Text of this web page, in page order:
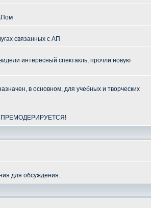
связанных с АП
интересный спектакль, прочли новую
в основном, для учебных и творческих
ПРЕМОДЕРИРУЕТСЯ!
для обсуждения.